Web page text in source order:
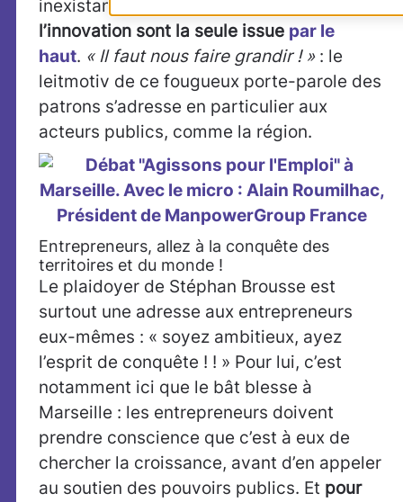
inexistant ; selon lui,
l’innovation sont la seule issue par le
haut. « Il faut nous faire grandir ! » : le
leitmotiv de ce fougueux porte-parole des
patrons s’adresse en particulier aux
acteurs publics, comme la région.
Entrepreneurs, allez à la conquête des
territoires et du monde !
Le plaidoyer de Stéphan Brousse est
surtout une adresse aux entrepreneurs
eux-mêmes : « soyez ambitieux, ayez
l’esprit de conquête ! ! » Pour lui, c’est
notamment ici que le bât blesse à
Marseille : les entrepreneurs doivent
prendre conscience que c’est à eux de
chercher la croissance, avant d’en appeler
au soutien des pouvoirs publics. Et pour